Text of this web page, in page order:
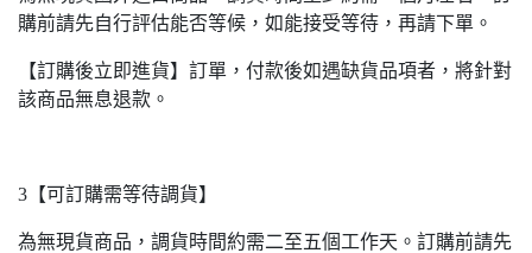
購前請先自行評估能否等候，如能接受等待，再請下單。
【訂購後立即進貨】訂單，付款後如遇缺貨品項者，將針對
該商品無息退款。
3【可訂購需等待調貨】
為無現貨商品，調貨時間約需二至五個工作天。訂購前請先